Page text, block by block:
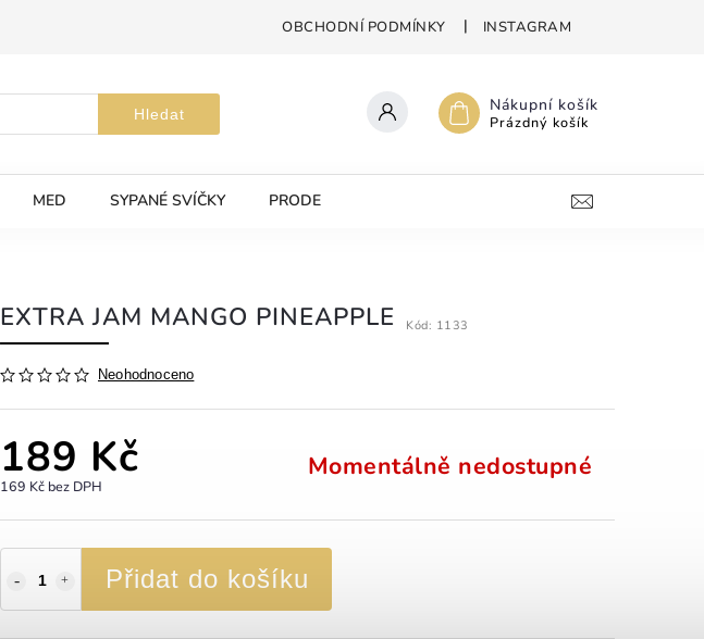
OBCHODNÍ PODMÍNKY INSTAGRAM
Hledat Nákupní košík
Prázdný košík
MED SYPANÉ SVÍČKY PRODEJNA
EXTRA JAM MANGO PINEAPPLE Kód: 1133
Neohodnoceno
189 Kč
169 Kč bez DPH
Momentálně nedostupné
Přidat do košíku